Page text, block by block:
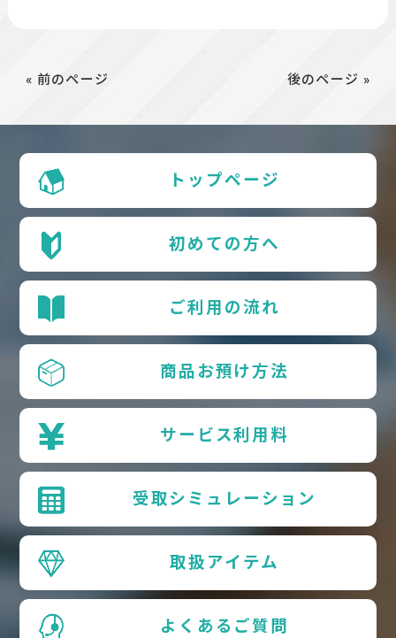
« 前のページ 後のページ »
トップページ
初めての方へ
ご利用の流れ
商品お預け方法
サービス利用料
受取シミュレーション
取扱アイテム
よくあるご質問